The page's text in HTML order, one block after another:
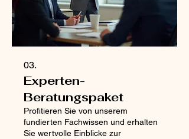
03.
Experten-
Beratungspaket
Profitieren Sie von unserem
fundierten Fachwissen und erhalten
Sie wertvolle Einblicke zur